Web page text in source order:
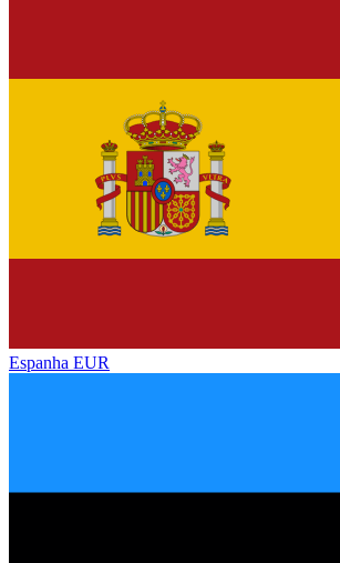
Espanha EUR